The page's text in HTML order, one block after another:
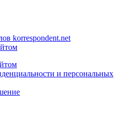
korrespondent.net
и персональных